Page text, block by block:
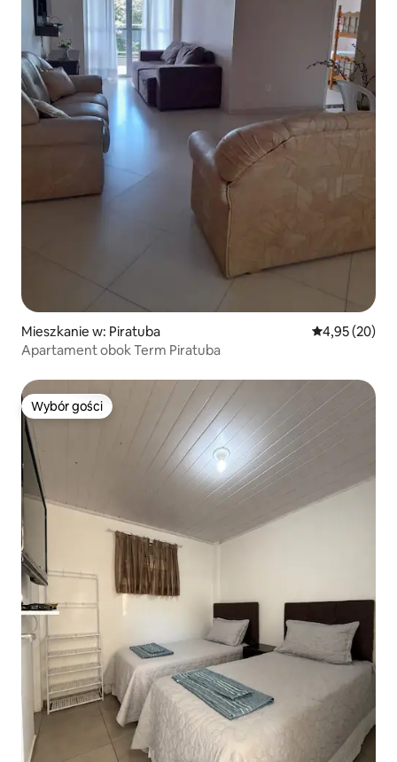
Mieszkanie w: Piratuba Średnia
4,95 (20)
Apartament obok Term Piratuba
Wybór gości
Wybór gości